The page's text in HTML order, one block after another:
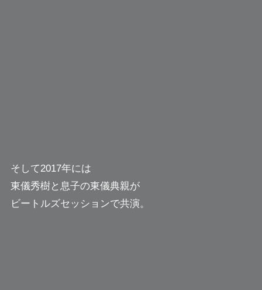
そして2017年には
東儀秀樹と息子の東儀典親が
ビートルズセッションで共演。